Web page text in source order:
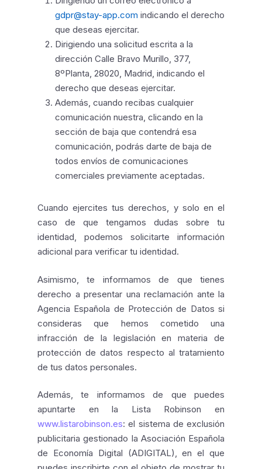
gdpr@stay-app.com indicando el derecho
que deseas ejercitar.
Dirigiendo una solicitud escrita a la
dirección Calle Bravo Murillo, 377,
8ºPlanta, 28020, Madrid, indicando el
derecho que deseas ejercitar.
Además, cuando recibas cualquier
comunicación nuestra, clicando en la
sección de baja que contendrá esa
comunicación, podrás darte de baja de
todos envíos de comunicaciones
comerciales previamente aceptadas.
Cuando ejercites tus derechos, y solo en el
caso de que tengamos dudas sobre tu
identidad, podemos solicitarte información
adicional para verificar tu identidad.
Asimismo, te informamos de que tienes
derecho a presentar una reclamación ante la
Agencia Española de Protección de Datos si
consideras que hemos cometido una
infracción de la legislación en materia de
protección de datos respecto al tratamiento
de tus datos personales.
Además, te informamos de que puedes
apuntarte en la Lista Robinson en
www.listarobinson.es: el sistema de exclusión
publicitaria gestionado la Asociación Española
de Economía Digital (ADIGITAL), en el que